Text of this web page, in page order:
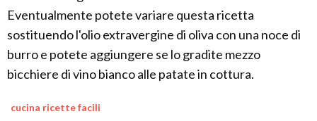
Eventualmente potete variare questa ricetta
sostituendo l'olio extravergine di oliva con una noce di
burro e potete aggiungere se lo gradite mezzo
bicchiere di vino bianco alle patate in cottura.
cucina ricette facili